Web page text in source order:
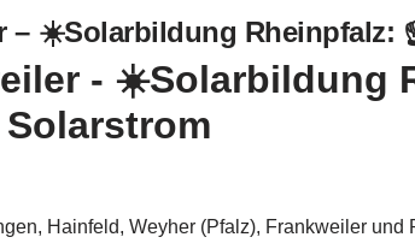
– ☀️Solarbildung Rheinpfalz: